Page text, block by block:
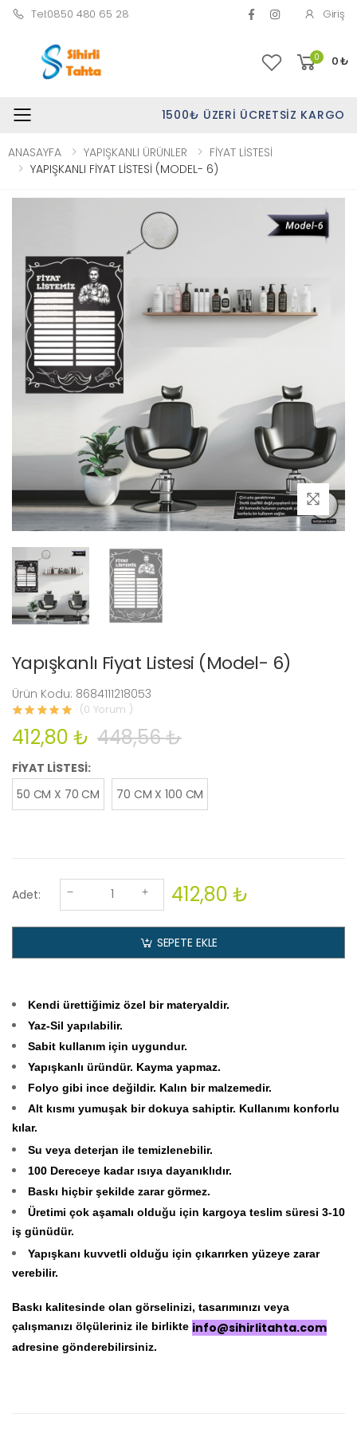
Tel:0850 480 65 28 Giriş
0 0₺
Toggle mobile menu1500₺ ÜZERI ÜCRETSIZ KARGO
ANASAYFA YAPIŞKANLI ÜRÜNLER
FİYAT LİSTESİ
YAPIŞKANLI FİYAT LİSTESİ (MODEL- 6)
Yapışkanlı Fiyat Listesi (Model- 6)
Ürün Kodu: 8684111218053
(0 Yorum )
412,80 ₺ 448,56 ₺
FİYAT LİSTESİ:
50 CM X 70 CM
70 CM X 100 CM
Adet: 412,80 ₺
SEPETE EKLE
Kendi ürettiğimiz özel bir materyaldir.
Yaz-Sil yapılabilir.
Sabit kullanım için uygundur.
Yapışkanlı üründür. Kayma yapmaz.
Folyo gibi ince değildir. Kalın bir malzemedir.
Alt kısmı yumuşak bir dokuya sahiptir. Kullanımı konforlu
kılar.
Su veya deterjan ile temizlenebilir.
100 Dereceye kadar ısıya dayanıklıdır.
Baskı hiçbir şekilde zarar görmez.
Üretimi çok aşamalı olduğu için kargoya teslim süresi 3-10
iş günüdür.
Yapışkanı kuvvetli olduğu için çıkarırken yüzeye zarar
verebilir.
Baskı kalitesinde olan görselinizi, tasarımınızı veya
çalışmanızı ölçüleriniz ile birlikte info@sihirlitahta.com
adresine gönderebilirsiniz.